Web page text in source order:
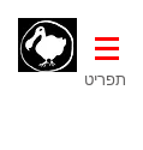
תפריט